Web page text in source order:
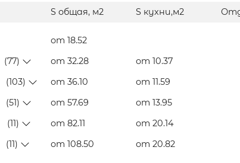
S общая, м2 S кухни,м2
от 18.52
(77) от 32.28 от 10.37
(103) от 36.10 от 11.59
(51) от 57.69 от 13.95
(11) от 82.11 от 20.14
(11) от 108.50 от 20.82